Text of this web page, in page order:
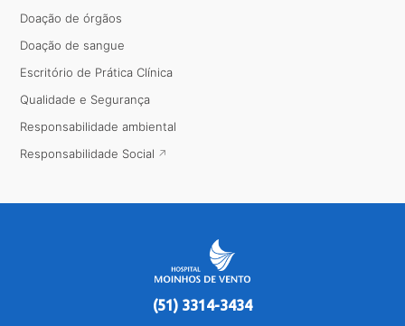
Doação de órgãos
Doação de sangue
Escritório de Prática Clínica
Qualidade e Segurança
Responsabilidade ambiental
Responsabilidade Social
(51) 3314-3434